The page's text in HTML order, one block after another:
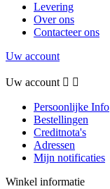
Levering
Over ons
Contacteer ons
Uw account
Uw account  
Persoonlijke Info
Bestellingen
Creditnota's
Adressen
Mijn notificaties
Winkel informatie